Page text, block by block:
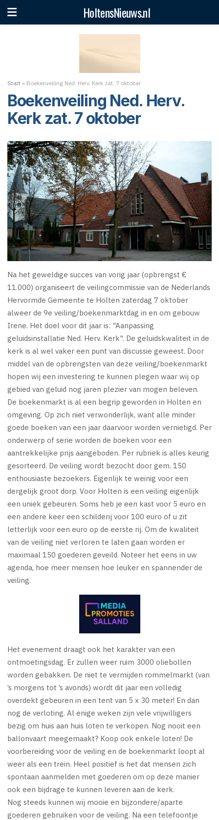
HoltensNieuws.nl
Start » Boekenveiling Ned. Herv. Kerk zat. 7 oktober
Boekenveiling Ned. Herv.
Kerk zat. 7 oktober
Na het geweldige succes van vorig jaar (opbrengst €
11.000) organiseert de veilingcommissie van de Nederlands
Hervormde Gemeente te Holten zaterdag 7 oktober
alweer de 9e veiling/boekenmarktdag in en om gebouw
Irene. Het doel voor dit jaar is: "Aanpassing
geluidsinstallatie Ned. Herv. Kerk". De geluidskwaliteit in de
kerk is al wel vaker een punt van discussie geweest. Door
middel van de opbrengsten van deze veiling/boekenmarkt
hopen wij een investering te kunnen plegen waar wij op
gebied van geluid nog jaren plezier van mogen beleven.
De boekenmarkt is al een begrip geworden in Holten en
omgeving. Op zich niet verwonderlijk, want alle minder
goede boeken van een jaar daarvoor worden vernietigd. Per
onderwerp of serie worden de boeken voor een
aantrekkelijke prijs aangeboden. Per rubriek is alles keurig
gesorteerd. De veiling wordt bezocht door gem. 150
enthousiaste bezoekers. Eigenlijk te weinig voor een
dergelijk groot dorp. Voor Holten is een veiling eigenlijk
een uniek gebeuren. Soms heb je een kast voor 5 euro en
een andere keer een schilderij voor 100 euro of u zit
letterlijk voor een euro op de eerste rij. Om de kwaliteit
van de veiling niet verloren te laten gaan worden er
maximaal 150 goederen geveild. Noteer het eens in uw
agenda, hoe meer mensen hoe leuker en spannender de
veiling.
Het evenement draagt ook het karakter van een
ontmoetingsdag. Er zullen weer ruim 3000 oliebollen
worden gebakken. De niet te vermijden rommelmarkt (van
’s morgens tot ’s avonds) wordt dit jaar een volledig
overdekt gebeuren in een tent van 5 x 30 meter! En dan
nog de verloting. Al enige weken zijn vele vrijwilligers
bezig om huis aan huis loten te verkopen. Nog nooit een
ballonvaart meegemaakt? Koop ook enkele loten! De
voorbereiding voor de veiling en de boekenmarkt loopt al
weer als een trein. Heel positief is het dat mensen zich
spontaan aanmelden met goederen om op deze manier
ook een bijdrage te kunnen leveren aan de kerk.
Nog steeds kunnen wij mooie en bijzondere/aparte
goederen gebruiken voor de veiling. Na een telefoontje